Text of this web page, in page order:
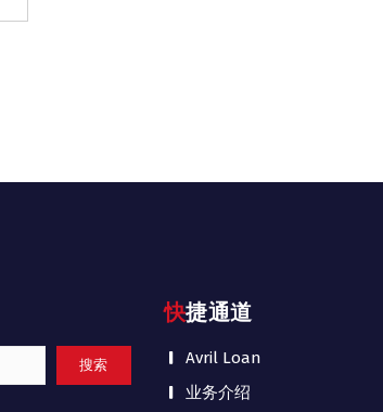
快捷通道
Avril Loan
业务介绍